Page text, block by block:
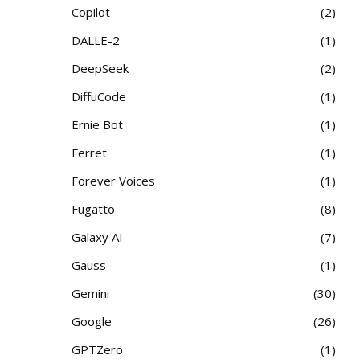
Copilot
2
DALLE-2
1
DeepSeek
2
DiffuCode
1
Ernie Bot
1
Ferret
1
Forever Voices
1
Fugatto
8
Galaxy AI
7
Gauss
1
Gemini
30
Google
26
GPTZero
1